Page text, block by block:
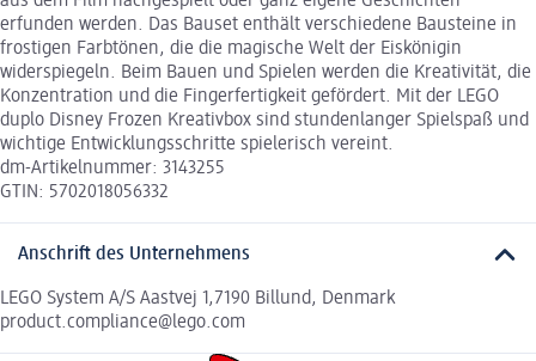
erfunden werden. Das Bauset enthält verschiedene Bausteine in
frostigen Farbtönen, die die magische Welt der Eiskönigin
widerspiegeln. Beim Bauen und Spielen werden die Kreativität, die
Konzentration und die Fingerfertigkeit gefördert. Mit der LEGO
duplo Disney Frozen Kreativbox sind stundenlanger Spielspaß und
wichtige Entwicklungsschritte spielerisch vereint.
dm-Artikelnummer: 3143255
GTIN: 5702018056332
Anschrift des Unternehmens
LEGO System A/S Aastvej 1,7190 Billund, Denmark
product.compliance@lego.com